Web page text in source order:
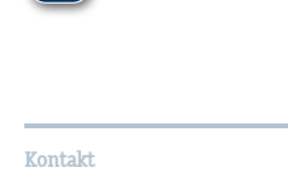
Wei­ter­füh­ren­de
Kontakt